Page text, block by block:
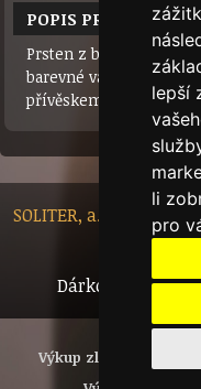
lepší
li
pro
POPIS PRODUKTU
Prsten z bílého/
barevné varianty).
přívěskem.
SOLITER, a.s. -
Dárkový
Výkup zlata